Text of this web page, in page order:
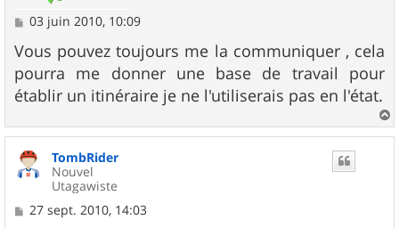
M
s
s
a
g
e
03 juin 2010, 10:09
Vous pouvez toujours me la communiquer , cela
pourra me donner une base de travail pour
établir un itinéraire je ne l'utiliserais pas en l'état.
a
TombRider
Nouvel
Utagawiste
M
27 sept. 2010, 14:03